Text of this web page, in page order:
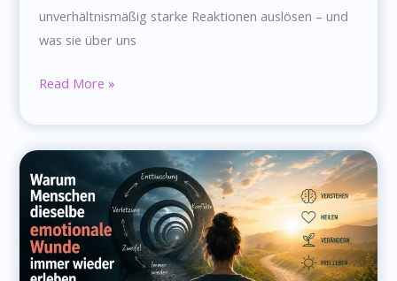
unverhältnismäßig starke Reaktionen auslösen – und
was sie über uns
Die
hinter
emotionalen
Triggern
Read More »